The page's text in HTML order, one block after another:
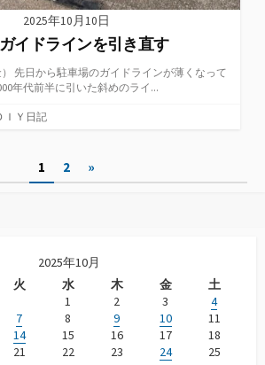
2025年10月10日
イドラインを引き直す
） 先日から駐車場のガイドラインが薄くなって
年代前半に引いた斜めのライ...
ＩＹ日記
1 2 »
2025年10月
火 水 木 金
土
1
2 3
4
7 8 9 10
11
14 15 16 17
18
21 22 23 24
25